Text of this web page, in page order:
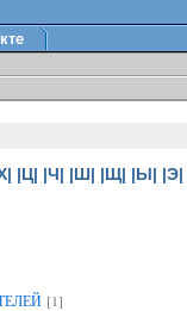
|Ц| |Ч| |Ш| |Щ| |Ы| |Э|
[1]